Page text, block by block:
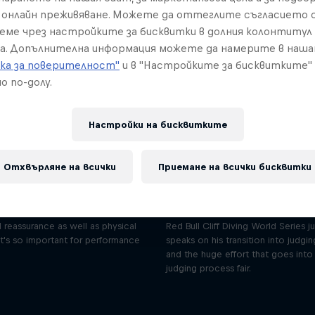
Angi Passenbruner on
Сезон 1 Епизод 4
reassurance as well as physical
so important for performance
performance
Red Bull Cliff Diving World Series
speaks on his transition into
and the huge effort that goes into
judging process fair.
преживяване. Можете да оттеглите съгласието
чрез настройките за бисквитки в долния колонтитул
Допълнителна информация можете да намерите в
за поверителност" и в "Настройките за бисквитките"
по-долу.
Настройки на бисквитките
Отхвърляне на всички Приемане на всички бисквитки